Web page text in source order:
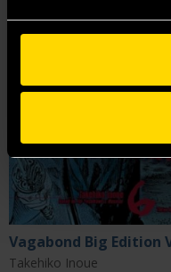
Takehiko Inoue